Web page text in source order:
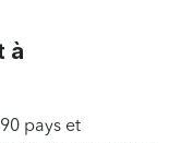
à
pays et